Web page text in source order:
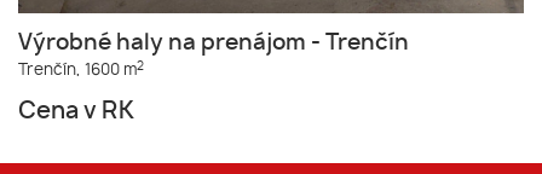
Výrobné haly na prenájom - Trenčín
Trenčín, 1600 m2
Cena v RK